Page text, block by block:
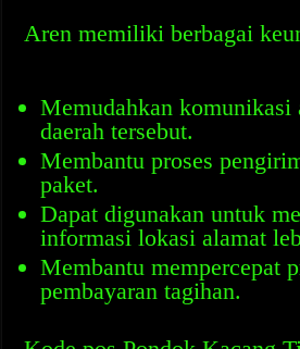
Aren memiliki berbagai
Memudahkan komunikasi
daerah tersebut.
Membantu proses
paket.
Dapat digunakan untuk
informasi lokasi alamat
Membantu mempercepat
pembayaran tagihan.